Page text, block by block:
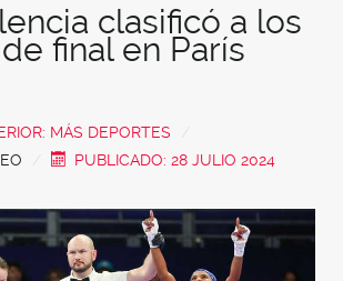
clasificó a los
final en París
MÁS DEPORTES
PUBLICADO: 28 JULIO 2024